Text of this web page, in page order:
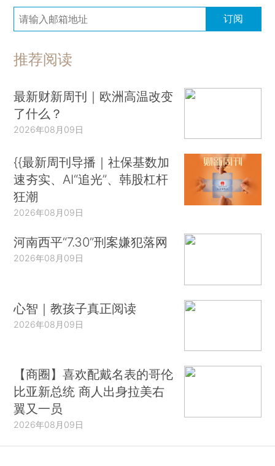
订阅
推荐阅读
最新财新周刊｜欧洲高温改变
了什么？
2026年08月09日
{{最新周刊导播｜社保基数加
速夯实、AI“追光”、韩股杠杆
狂潮
2026年08月09日
河南西平“7.30”刑案嫌犯落网
2026年08月09日
心智｜教孩子真正阅读
2026年08月09日
【商圈】喜欢配戴名表的哥伦
比亚新总统 商人出身拉美右
翼又一员
2026年08月09日